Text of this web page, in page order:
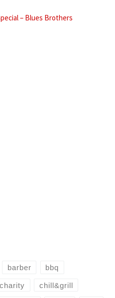
– Blues Brothers
barber bbq
charity chill&grill